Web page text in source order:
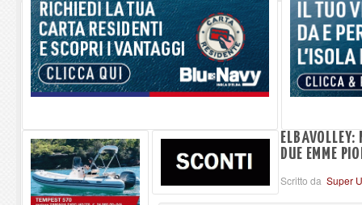
Capoliveri, potenziata la pulizia dei bordi stradali -07-08-2026
Marina di Campo tra i porti interessati dal nuovo piano dell'Autorità
DUE EMME
Scritto daSuper